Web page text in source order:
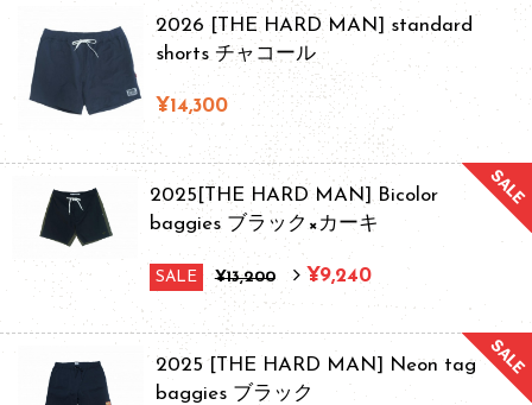
2026 [THE HARD MAN] standard
shorts チャコール
¥14,300
2025[THE HARD MAN] Bicolor
baggies ブラック×カーキ
SALE ¥13,200 ¥9,240
2025 [THE HARD MAN] Neon tag
baggies ブラック